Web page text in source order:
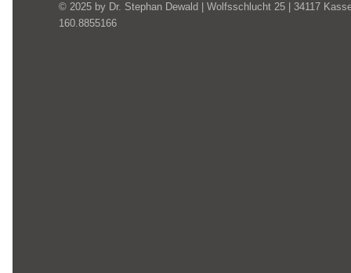
© 2025 by Dr. Stephan Dewald | Wolfsschlucht 25 | 34117
160.8855166